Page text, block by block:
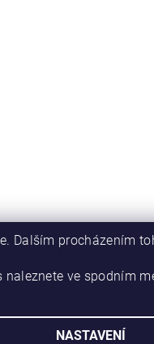
Dalším procházením
ve spodním
NASTAVENÍ